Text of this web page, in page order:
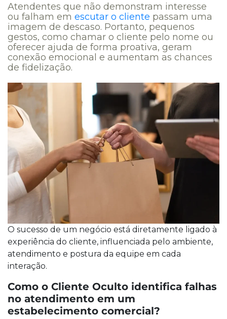
Atendentes que não demonstram interesse
ou falham em escutar o cliente passam uma
imagem de descaso. Portanto, pequenos
gestos, como chamar o cliente pelo nome ou
oferecer ajuda de forma proativa, geram
conexão emocional e aumentam as chances
de fidelização.
O sucesso de um negócio está diretamente ligado à
experiência do cliente, influenciada pelo ambiente,
atendimento e postura da equipe em cada
interação.
Como o Cliente Oculto identifica falhas
no atendimento em um
estabelecimento comercial?